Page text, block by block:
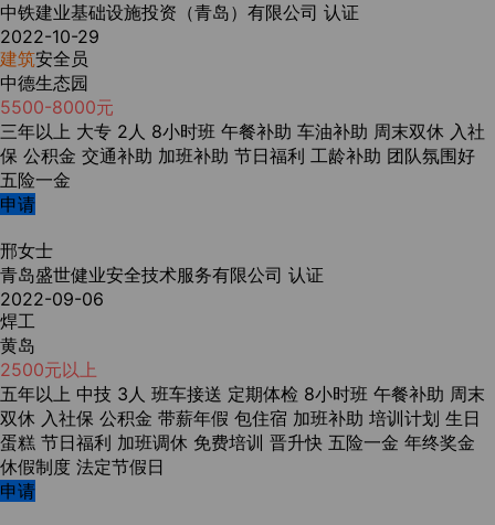
中铁建业基础设施投资（青岛）有限公司 认证
2022-10-29
建筑安全员
中德生态园
5500-8000元
三年以上 大专 2人 8小时班 午餐补助 车油补助 周末双休 入社
保 公积金 交通补助 加班补助 节日福利 工龄补助 团队氛围好
五险一金
申请
邢女士
青岛盛世健业安全技术服务有限公司 认证
2022-09-06
焊工
黄岛
2500元以上
五年以上 中技 3人 班车接送 定期体检 8小时班 午餐补助 周末
双休 入社保 公积金 带薪年假 包住宿 加班补助 培训计划 生日
蛋糕 节日福利 加班调休 免费培训 晋升快 五险一金 年终奖金
休假制度 法定节假日
申请